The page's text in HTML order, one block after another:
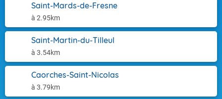
Saint-Mards-de-Fresne
à 2.95km
Saint-Martin-du-Tilleul
à 3.54km
Caorches-Saint-Nicolas
à 3.79km